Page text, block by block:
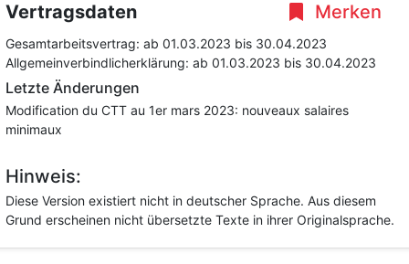
Merken
Vertragsdaten
Gesamtarbeitsvertrag: ab 01.03.2023 bis 30.04.2023
Allgemeinverbindlicherklärung: ab 01.03.2023 bis 30.04.2023
Letzte Änderungen
Modification du CTT au 1er mars 2023: nouveaux salaires
minimaux
Hinweis:
Diese Version existiert nicht in deutscher Sprache. Aus diesem
Grund erscheinen nicht übersetzte Texte in ihrer Originalsprache.